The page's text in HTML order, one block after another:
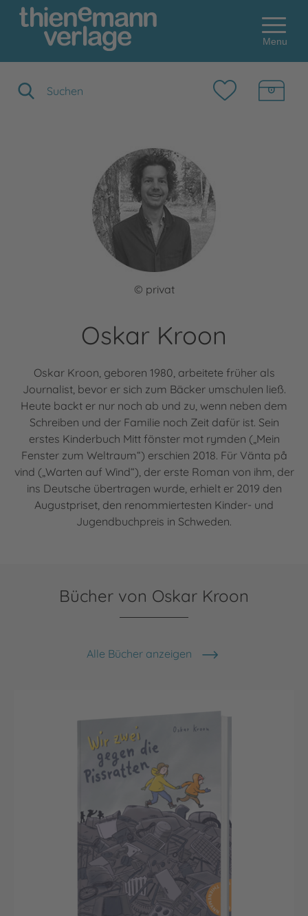
Menu
© privat
Oskar Kroon
Oskar Kroon, geboren 1980, arbeitete früher als
Journalist, bevor er sich zum Bäcker umschulen ließ.
Heute backt er nur noch ab und zu, wenn neben dem
Schreiben und der Familie noch Zeit dafür ist. Sein
erstes Kinderbuch Mitt fönster mot rymden („Mein
Fenster zum Weltraum“) erschien 2018. Für Vänta på
vind („Warten auf Wind“), der erste Roman von ihm, der
ins Deutsche übertragen wurde, erhielt er 2019 den
Augustpriset, den renommiertesten Kinder- und
Jugendbuchpreis in Schweden.
Bücher von Oskar Kroon
Alle Bücher anzeigen